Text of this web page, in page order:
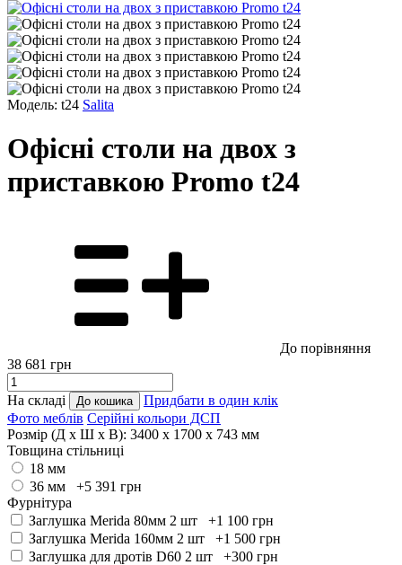
Модель: t24 Salita
Офісні столи на двох з
приставкою Promo t24
До порівняння
38 681 грн
На складі До кошика
Придбати в один клік
Фото меблів Серійні кольори ДСП
Розмір (Д x Ш x В): 3400 x 1700 x 743 мм
Товщина стільниці
18 мм
36 мм +5 391 грн
Фурнітура
Заглушка Merida 80мм 2 шт +1 100 грн
Заглушка Merida 160мм 2 шт +1 500 грн
Заглушка для дротів D60 2 шт +300 грн